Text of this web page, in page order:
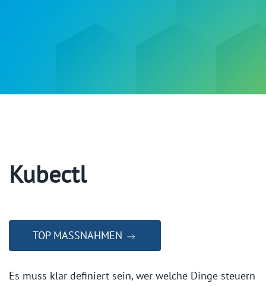
Kubectl
TOP MASSNAHMEN
Es muss klar definiert sein, wer welche Dinge steuern